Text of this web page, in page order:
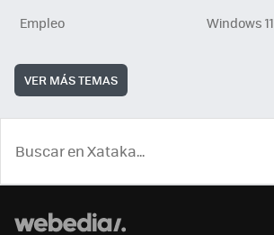
Empleo
Windows 11
VER MÁS TEMAS